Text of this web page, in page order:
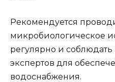
Рекомендуется
микробиологическое
регулярно и
экспертов для
водоснабжения.